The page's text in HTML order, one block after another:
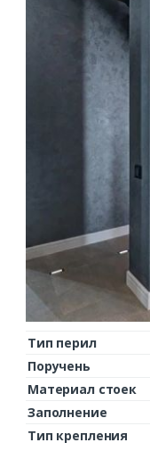
Ваш телефон*
Тип перил
Поручень
Материал стоек
Заполнение
Тип крепления